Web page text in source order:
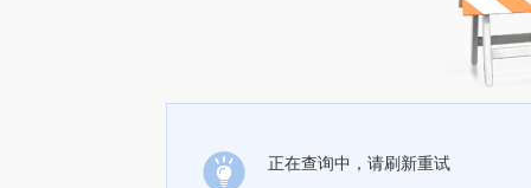
正在查询中，请刷新重试